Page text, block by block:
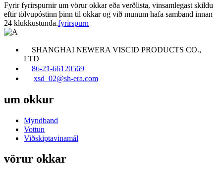
Fyrir fyrirspurnir um vörur okkar eða verðlista, vinsamlegast skildu
eftir tölvupóstinn þinn til okkar og við munum hafa samband innan
24 klukkustunda.fyrirspurn
SHANGHAI NEWERA VISCID PRODUCTS CO.,
LTD
86-21-66120569
xsd_02@sh-era.com
um okkur
Myndband
Vottun
Viðskiptavinamál
vörur okkar